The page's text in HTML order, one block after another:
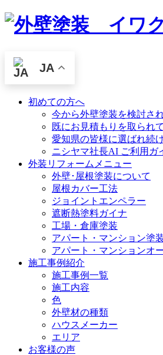
JA
初めての方へ
今から外壁塗装を検討さ
既にお見積もりを取られ
愛知県の皆様に選ばれ続
ニシヤマ社長AI ご利用ガ
外装リフォームメニュー
外壁･屋根塗装について
屋根カバー工法
ジョイントエンペラー
遮断熱塗料ガイナ
工場・倉庫塗装
アパート・マンション塗
アパート・マンションオ
施工事例紹介
施工事例一覧
施工内容
色
外壁材の種類
ハウスメーカー
エリア
お客様の声